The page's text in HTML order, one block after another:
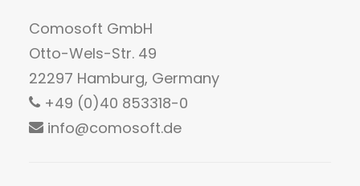
Comosoft GmbH
Otto-Wels-Str. 49
22297 Hamburg, Germany
+49 (0)40 853318-0
info@comosoft.de